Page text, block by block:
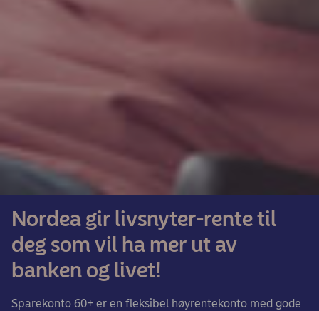
Nordea gir livsnyter-rente til
deg som vil ha mer ut av
banken og livet!
Sparekonto 60+ er en fleksibel høyrentekonto med gode